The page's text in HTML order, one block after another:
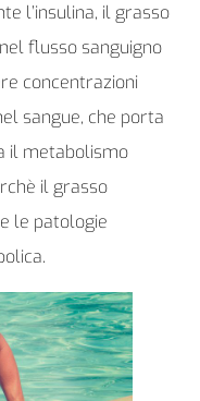
l’insulina, il grasso
flusso sanguigno
concentrazioni
sangue, che porta
il metabolismo
il grasso
le patologie